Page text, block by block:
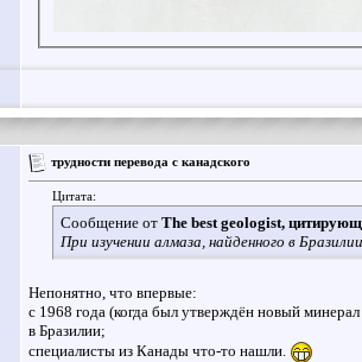
трудности перевода с канадского
Цитата:
Сообщение от The best geologist,
При изучении алмаза, найденного в
Непонятно, что впервые:
с 1968 года (когда был утверждён новый минерал
в Бразилии;
специалисты из Канады что-то нашли.